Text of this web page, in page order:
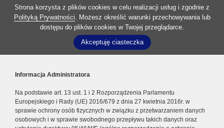
Strona korzysta z plików cookies w celu realizacji usług i zgodnie z
Polityką Prywatności. Możesz określić warunki przechowywania lub
dostępu do plików cookies w Twojej przeglądarce.
Akceptuję ciasteczka
Informacja Administratora
Na podstawie art. 13 ust. 1 i 2 Rozporządzenia Parlamentu
Europejskiego i Rady (UE) 2016/679 z dnia 27 kwietnia 2016r. w
sprawie ochrony osób fizycznych w związku z przetwarzaniem danych
osobowych i w sprawie swobodnego przepływu takich danych oraz